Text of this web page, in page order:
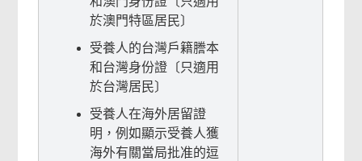
於澳門特區居民〕
受養人的台灣戶籍謄本
和台灣身份證〔只適用
於台灣居民〕
受養人在海外居留證
明，例如顯示受養人獲
海外有關當局批准的逗